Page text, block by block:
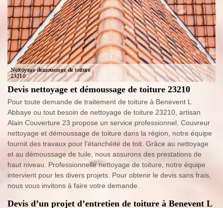
Devis nettoyage et démoussage de toiture 23210
Pour toute demande de traitement de toiture à Benevent L
Abbaye ou tout besoin de nettoyage de toiture 23210, artisan
Alain Couverture 23 propose un service professionnel. Couvreur
nettoyage et démoussage de toiture dans la région, notre équipe
fournit des travaux pour l’étanchéité de toit. Grâce au nettoyage
et au démoussage de tuile, nous assurons des prestations de
haut niveau. Professionnelle nettoyage de toiture, notre équipe
intervient pour les divers projets. Pour obtenir le devis sans frais,
nous vous invitons à faire votre demande.
Devis d’un projet d’entretien de toiture à Benevent L